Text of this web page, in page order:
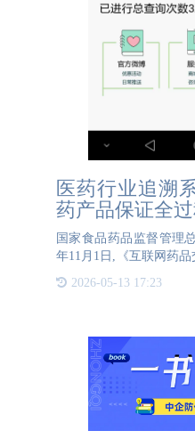
医药行业追溯
药产品保证全
国家食品药品监督管理
年11月1日,《互联网药品
提交全国人大常委会审议
2026-05-13 17:23